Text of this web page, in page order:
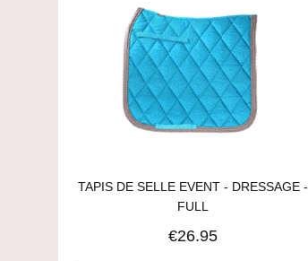
TAPIS DE SELLE EVENT - DRESSAGE -
FULL
€26.95